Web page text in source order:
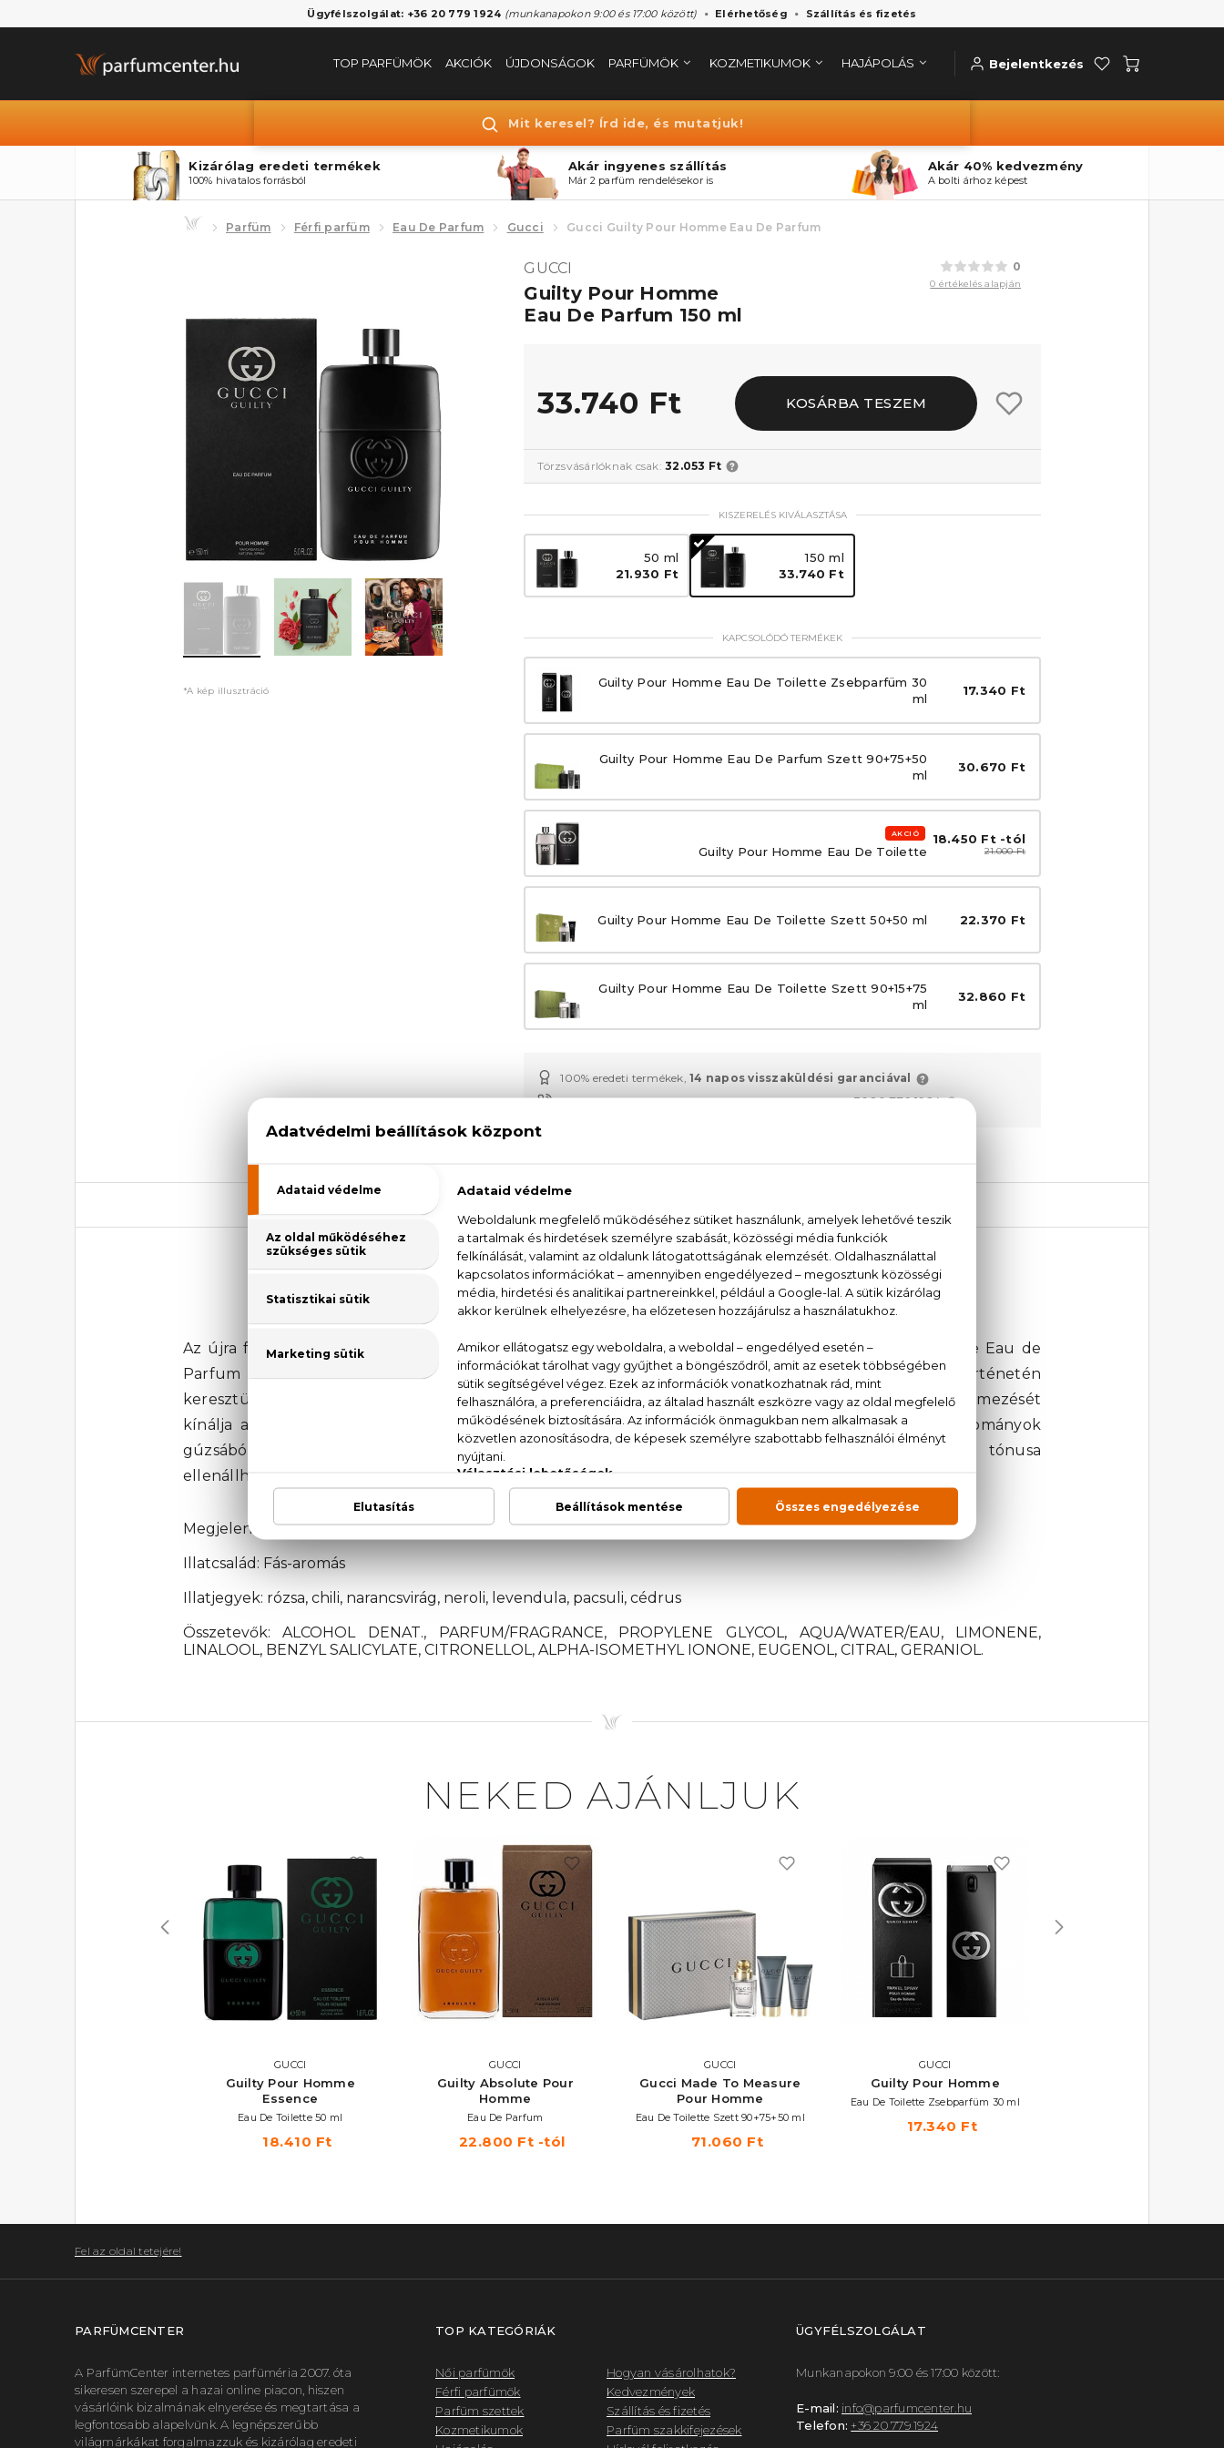
Ügyfélszolgálat: +36 20 779 1924 (munkanapokon 9:00 és 17:00 között) Elérhetőség Szállítás és fizetés
TOP PARFÜMÖK AKCIÓK ÚJDONSÁGOK PARFÜMÖK KOZMETIKUMOK HAJÁPOLÁS Bejelentkezés
Mit keresel? Írd ide, és mutatjuk!
Kizárólag eredeti termékek
100% hivatalos forrásból
Akár ingyenes szállítás
Már 2 parfüm rendelésekor is
Akár 40% kedvezmény
A bolti árhoz képest
Parfüm Férfi parfüm Eau De Parfum Gucci Gucci Guilty Pour Homme Eau De Parfum
*A kép illusztráció
0
0 értékelés alapján
GUCCI
Guilty Pour Homme
Eau De Parfum 150 ml
33.740 Ft KOSÁRBA TESZEM
Törzsvásárlóknak csak:32.053 Ft
KISZERELÉS KIVÁLASZTÁSA
50 ml
21.930 Ft
150 ml
33.740 Ft
KAPCSOLÓDÓ TERMÉKEK
Guilty Pour Homme Eau De Toilette Zsebparfüm 30
ml
17.340 Ft
Guilty Pour Homme Eau De Parfum Szett 90+75+50
ml
30.670 Ft
AKCIÓ
Guilty Pour Homme Eau De Toilette
18.450 Ft -tól
21.000 Ft
Guilty Pour Homme Eau De Toilette Szett 50+50 ml 22.370 Ft
Guilty Pour Homme Eau De Toilette Szett 90+15+75
ml
32.860 Ft
100% eredeti termékek,14 napos visszaküldési garanciával
Kérdésed van, elakadtál? Hívd ügyfélszolgálatunkat:+36 20 779 1924
Gucci Guilty Pour Homme Eau De Parfum
Az újra feltalált Gucci Gucci Guilty parfümcsalád egyik kiemelkedő tagja, a Gucci Guilty Pour Homme Eau de
Parfum férfias illat intenzív változata. A szabadság ünnepe, amelyet a márka a #ForeverGuilty történetén
keresztül követ, folytatódik, a Gucci Guilty Pour Homme Eau de Parfum pedig az eredeti illat újraértelmezését
kínálja a csípős chili paprika és a nyugtató, friss rózsa akkordjaival. Az illat kiszakítja magát a hagyományok
gúzsából: kivételesen egyedi illata garantáltan mindenkiben mély nyomot hagy. Sötét, puha, tónusa
ellenállhatatlan.
Megjelenési év: 2020
Illatcsalád: Fás-aromás
Illatjegyek: rózsa, chili, narancsvirág, neroli, levendula, pacsuli, cédrus
Összetevők: ALCOHOL DENAT., PARFUM/FRAGRANCE, PROPYLENE GLYCOL, AQUA/WATER/EAU, LIMONENE,
LINALOOL, BENZYL SALICYLATE, CITRONELLOL, ALPHA-ISOMETHYL IONONE, EUGENOL, CITRAL, GERANIOL.
NEKED AJÁNLJUK
GUCCI
Guilty Pour Homme
Essence
Eau De Toilette 50 ml
18.410 Ft
GUCCI
Guilty Absolute Pour
Homme
Eau De Parfum
22.800 Ft -tól
GUCCI
Gucci Made To Measure
Pour Homme
Eau De Toilette Szett 90+75+50 ml
71.060 Ft
GUCCI
Guilty Pour Homme
Eau De Toilette Zsebparfüm 30 ml
17.340 Ft
Fel az oldal tetejére!
PARFÜMCENTER
A ParfümCenter internetes parfüméria 2007. óta
sikeresen szerepel a hazai online piacon, hiszen
vásárlóink bizalmának elnyerése és megtartása a
legfontosabb alapelvünk. A legnépszerűbb
világmárkákat forgalmazzuk és kizárólag eredeti
TOP KATEGÓRIÁK
Női parfümök
Férfi parfümök
Parfüm szettek
Kozmetikumok
Hogyan vásárolhatok?
Kedvezmények
Szállítás és fizetés
Parfüm szakkifejezések
ÜGYFÉLSZOLGÁLAT
Munkanapokon 9:00 és 17:00 között:
E-mail: info@parfumcenter.hu
Telefon: +36 20 779 1924